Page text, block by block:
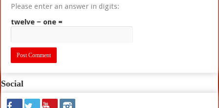
Please enter an answer in digits:
twelve − one =
Social